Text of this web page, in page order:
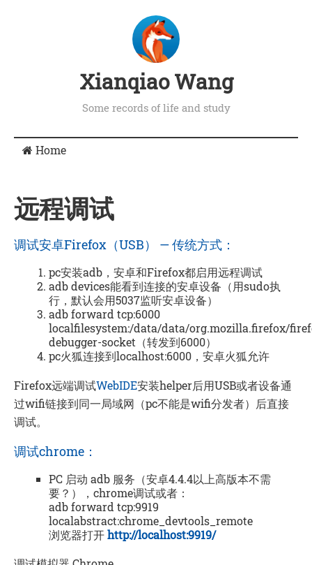
Xianqiao Wang
Some records of life and study
Home
远程调试
调试安卓Firefox（USB） — 传统方式：
pc安装adb，安卓和Firefox都启用远程调试
adb devices能看到连接的安卓设备（用sudo执
行，默认会用5037监听安卓设备）
adb forward tcp:6000
localfilesystem:/data/data/org.mozilla.firefox/
debugger-socket（转发到6000）
pc火狐连接到localhost:6000，安卓火狐允许
Firefox远端调试WebIDE安装helper后用USB或者设备通
过wifi链接到同一局域网（pc不能是wifi分发者）后直接
调试。
调试chrome：
PC 启动 adb 服务（安卓4.4.4以上高版本不需
要？），chrome调试或者：
adb forward tcp:9919
localabstract:chrome_devtools_remote
浏览器打开http://localhost:9919/